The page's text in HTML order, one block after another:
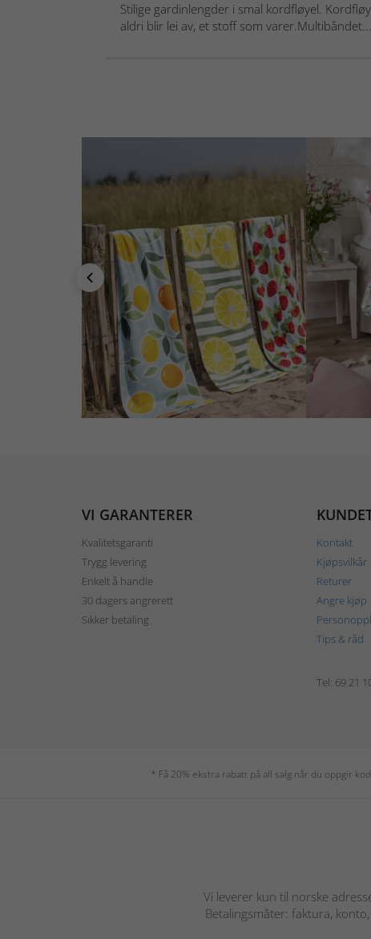
Stilige gardinlengder i smal kordfløyel.
aldri blir lei av, et stoff som varer.Multibåndet...
VI GARANTERER
Kvalitetsgaranti
Trygg levering
Enkelt å handle
30 dagers angrerett
Sikker betaling
Kontakt
Kjøpsvilkår
Returer
Angre kjøp
Tips & råd
Tel: 69 21
* Få 20% ekstra rabatt på all salg når du oppgir
Vi leverer kun til norske
Betalingsmåter: faktura,